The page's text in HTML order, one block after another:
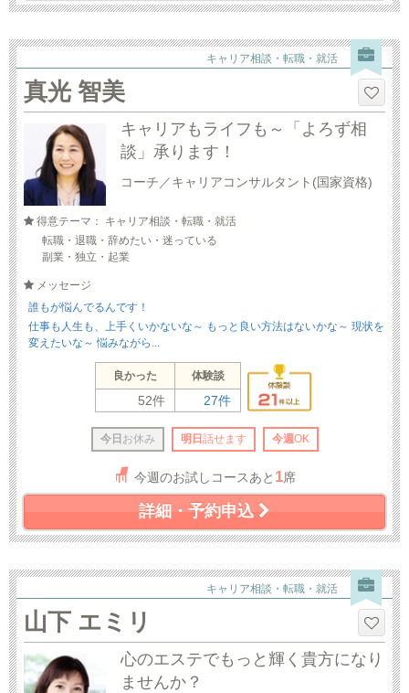
キャリア相談・転職・就活
真光 智美
キャリアもライフも～「よろず相
談」承ります！
コーチ／キャリアコンサルタント(国家資格)
得意テーマ： キャリア相談・転職・就活
転職・退職・辞めたい・迷っている
副業・独立・起業
メッセージ
誰もが悩んでるんです！
仕事も人生も、上手くいかないな～ もっと良い方法はないかな～ 現状を
変えたいな～ 悩みながら...
良かった 体験談
52件 27件
今日 お休み 明日 話せます 今週OK
今週のお試しコースあと 1席
詳細・予約申込
キャリア相談・転職・就活
山下 エミリ
心のエステでもっと輝く貴方になり
ませんか？